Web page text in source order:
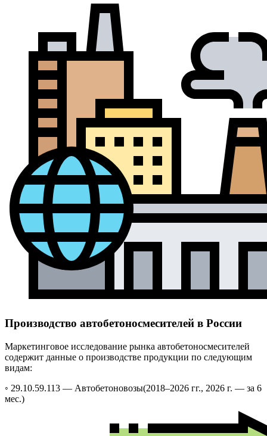
Производство автобетоносмесителей в России
Маркетинговое исследование рынка автобетоносмесителей
содержит данные о производстве продукции по следующим
видам:
◦ 29.10.59.113 — Автобетоновозы(2018–2026 гг., 2026 г. — за 6
мес.)